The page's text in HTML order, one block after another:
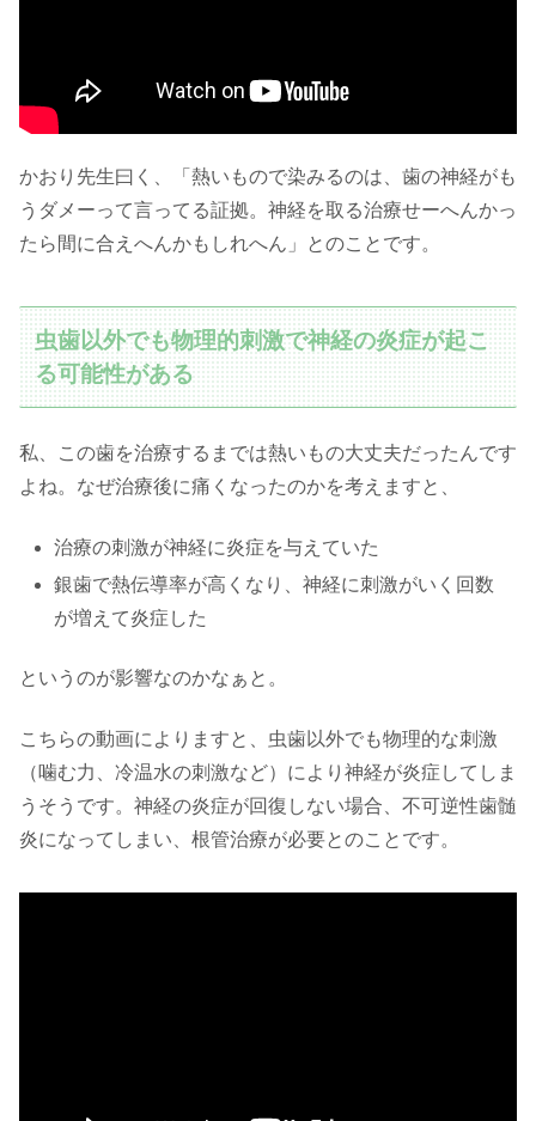
かおり先生曰く、「熱いもので染みるのは、歯の神経がも
うダメーって言ってる証拠。神経を取る治療せーへんかっ
たら間に合えへんかもしれへん」とのことです。
虫歯以外でも物理的刺激で神経の炎症が起こ
る可能性がある
私、この歯を治療するまでは熱いもの大丈夫だったんです
よね。なぜ治療後に痛くなったのかを考えますと、
治療の刺激が神経に炎症を与えていた
銀歯で熱伝導率が高くなり、神経に刺激がいく回数
が増えて炎症した
というのが影響なのかなぁと。
こちらの動画によりますと、虫歯以外でも物理的な刺激
（噛む力、冷温水の刺激など）により神経が炎症してしま
うそうです。神経の炎症が回復しない場合、不可逆性歯髄
炎になってしまい、根管治療が必要とのことです。